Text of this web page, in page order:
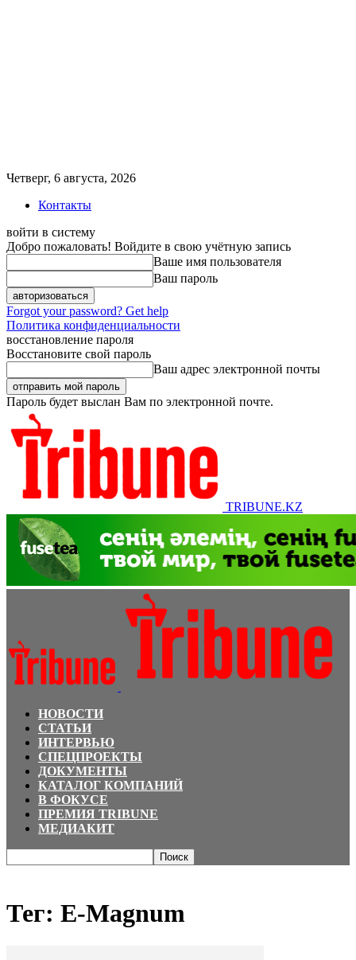
Четверг, 6 августа, 2026
Контакты
войти в систему
Добро пожаловать! Войдите в свою учётную запись
Ваше имя пользователя
Ваш пароль
Forgot your password? Get help
Политика конфиденциальности
восстановление пароля
Восстановите свой пароль
Ваш адрес электронной почты
Пароль будет выслан Вам по электронной почте.
TRIBUNE.KZ
НОВОСТИ
СТАТЬИ
ИНТЕРВЬЮ
СПЕЦПРОЕКТЫ
ДОКУМЕНТЫ
КАТАЛОГ КОМПАНИЙ
В ФОКУСЕ
ПРЕМИЯ TRIBUNE
МЕДИАКИТ
Тег: E-Magnum